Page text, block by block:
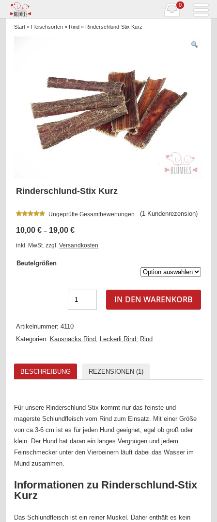
0
Start » Fleischsorten » Rind » Rinderschlund-Stix Kurz
Rinderschlund-Stix Kurz
mit 5.00
von 5,
basierend
auf
Ungeprüfte Gesamtbewertungen (1Kundenrezension)
10,00€ – 19,00€
inkl. MwSt. zzgl.Versandkosten
Beutelgrößen
IN DEN WARENKORB
Artikelnummer:4110
Kategorien: Kausnacks Rind Leckerli Rind Rind
BESCHREIBUNG REZENSIONEN (1)
Für unsere Rinderschlund-Stix kommt nur das feinste und
magerste Schlundfleisch vom Rind zum Einsatz. Mit einer Größe
von ca.3-6 cm ist es für jeden Hund geeignet, egal ob groß oder
klein. Der Hund hat daran ein langes Vergnügen und jedem
Feinschmecker unter den Vierbeinern läuft dabei das Wasser im
Mund zusammen.
Informationen zu Rinderschlund-Stix
Kurz
Das Schlundfleisch ist ein reiner Muskel. Daher enthält es kein